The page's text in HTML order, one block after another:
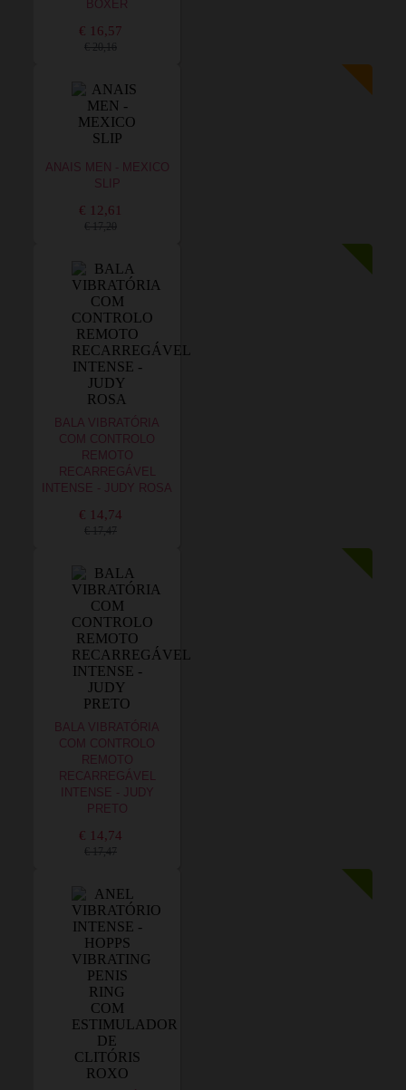
BOXER
€ 16,57
€ 20,16
ANAIS MEN - MEXICO
SLIP
€ 12,61
€ 17,20
BALA VIBRATÓRIA
COM CONTROLO
REMOTO
RECARREGÁVEL
INTENSE - JUDY ROSA
€ 14,74
€ 17,47
BALA VIBRATÓRIA
COM CONTROLO
REMOTO
RECARREGÁVEL
INTENSE - JUDY
PRETO
€ 14,74
€ 17,47